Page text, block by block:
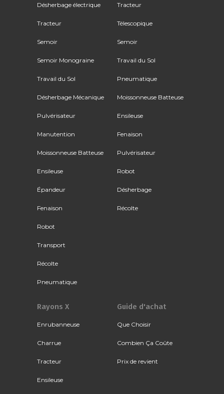
Désherbage électrique
Tracteur
Semoir
Semoir Monograine
Travail du Sol
Désherbage Mécanique
Pulvérisateur
Manutention
Moissonneuse Batteuse
Ensileuse
Épandeur
Fenaison
Robot
Transport
Récolte
Pneumatique
Tracteur
Télescopique
Semoir
Travail du Sol
Pneumatique
Moissonneuse Batteuse
Ensileuse
Fenaison
Pulvérisateur
Robot
Désherbage
Récolte
Rayons X
Enrubanneuse
Charrue
Tracteur
Ensileuse
Guide d'achat
Que Choisir
Combien Ça Coûte
Prix de revient